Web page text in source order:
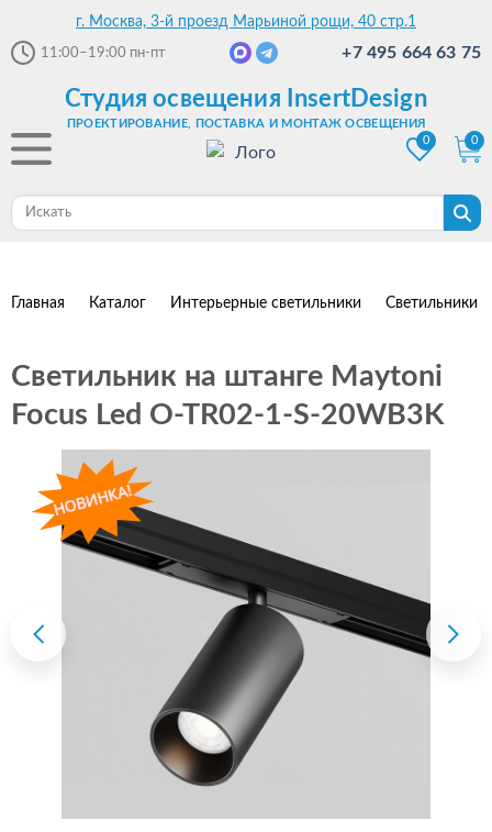
г. Москва, 3-й проезд Марьиной рощи, 40 стр.1
11:00–19:00 пн-пт +7 495 664 63 75
Студия освещения InsertDesign
ПРОЕКТИРОВАНИЕ, ПОСТАВКА И МОНТАЖ ОСВЕЩЕНИЯ
0
0
Главная Каталог Интерьерные светильники Светильники
Светильник на штанге Maytoni
Focus Led O-TR02-1-S-20WB3K